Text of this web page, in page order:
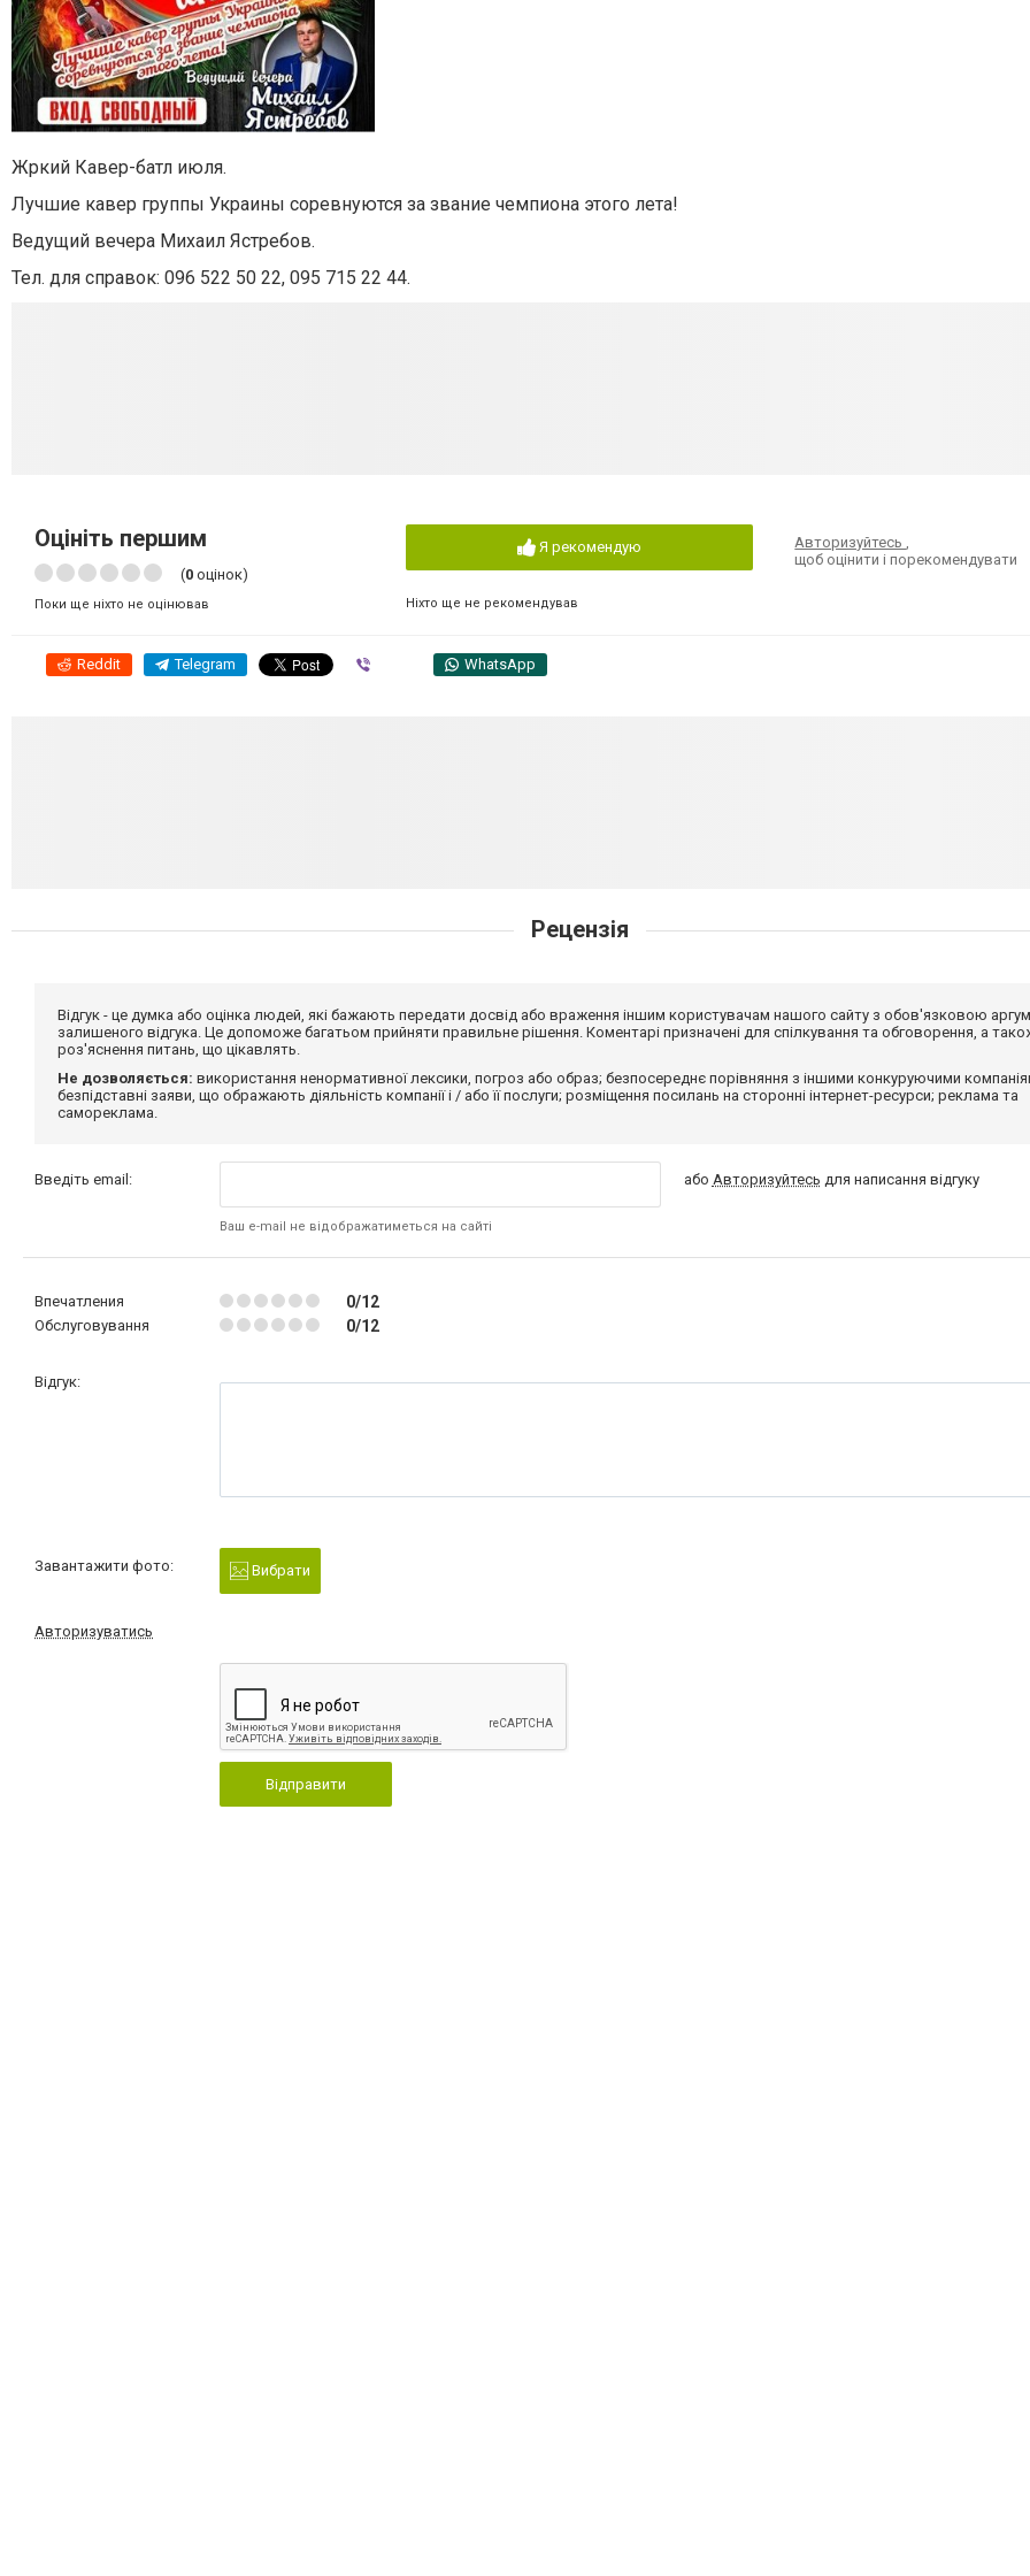
Жркий Кавер-батл июля.
Лучшие кавер группы Украины соревнуются за звание чемпиона этого лета!
Ведущий вечера Михаил Ястребов.
Тел. для справок: 096 522 50 22, 095 715 22 44.
Оцініть першим
(0 оцінок)
Поки ще ніхто не оцінював
Я рекомендую
Ніхто ще не рекомендував
Авторизуйтесь
щоб оцінити і порекомендувати
Reddit Telegram WhatsApp
Рецензія
Відгук - це думка або оцінка людей, які бажають передати досвід або враження іншим користувачам нашого сайту з обов'язковою
залишеного відгука. Це допоможе багатьом прийняти правильне рішення. Коментарі призначені для спілкування та обговорення, а
роз'яснення питань, що цікавлять.
Не дозволяється: використання ненормативної лексики, погроз або образ; безпосереднє порівняння з іншими конкуруючими
безпідставні заяви, що ображають діяльність компанії і / або її послуги; розміщення посилань на сторонні інтернет-ресурси; реклама та
самореклама.
Введіть email:
Ваш e-mail не відображатиметься на сайті
або Авторизуйтесь для написання відгуку
Впечатления 0/12
Обслуговування 0/12
Відгук:
Завантажити фото: Вибрати
Авторизуватись
Відправити